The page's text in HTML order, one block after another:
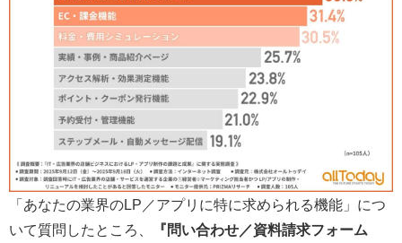
「あなたの業界のLP／アプリに特に求められる機能」につ
いて質問したところ、
『問い合わせ／資料請求フォーム